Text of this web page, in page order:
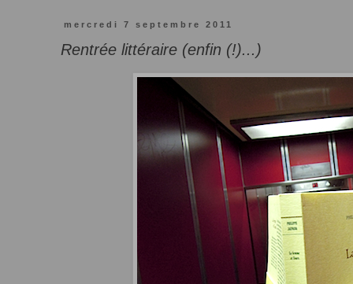
mercredi 7 septembre 2011
Rentrée littéraire (enfin (!)...)